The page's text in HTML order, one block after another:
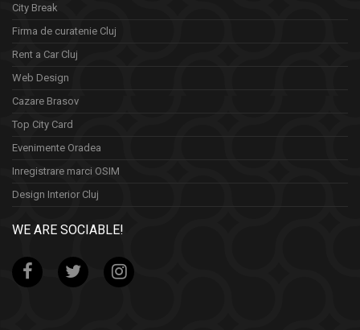
City Break
Firma de curatenie Cluj
Rent a Car Cluj
Web Design
Cazare Brasov
Top City Card
Evenimente Oradea
Inregistrare marci OSIM
Design Interior Cluj
WE ARE SOCIABLE!